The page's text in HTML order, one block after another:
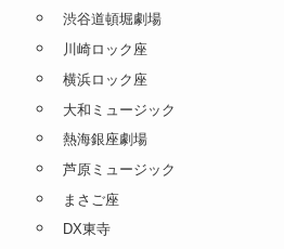
渋谷道頓堀劇場
川崎ロック座
横浜ロック座
大和ミュージック
熱海銀座劇場
芦原ミュージック
まさご座
DX東寺